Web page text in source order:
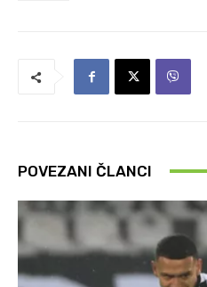
POVEZANI ČLANCI